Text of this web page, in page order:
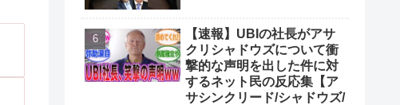
【速報】UBIの社長がアサ
クリシャドウズについて衝
撃的な声明を出した件に対
するネット民の反応集【ア
サシンクリード/シャドウズ/